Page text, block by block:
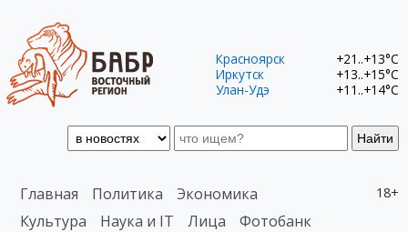
Найти
Красноярск
+21..+13°C
Иркутск
+13..+15°C
Улан-Удэ
+11..+14°C
18+
Главная Политика
Экономика
Культура
Наука и IT Лица
Фотобанк